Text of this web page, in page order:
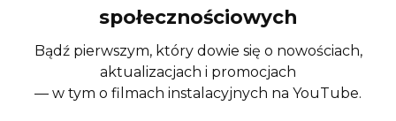
społecznościowych
Bądź pierwszym, który dowie się o nowościach,
aktualizacjach i promocjach
— w tym o filmach instalacyjnych na YouTube.